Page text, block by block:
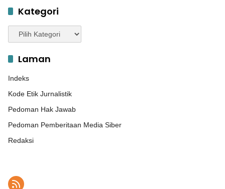
Kategori
Kategori
Laman
Indeks
Kode Etik Jurnalistik
Pedoman Hak Jawab
Pedoman Pemberitaan Media Siber
Redaksi